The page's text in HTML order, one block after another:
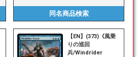
同名商品検索
【EN】(373)《風乗
りの巡回
兵/Windrider